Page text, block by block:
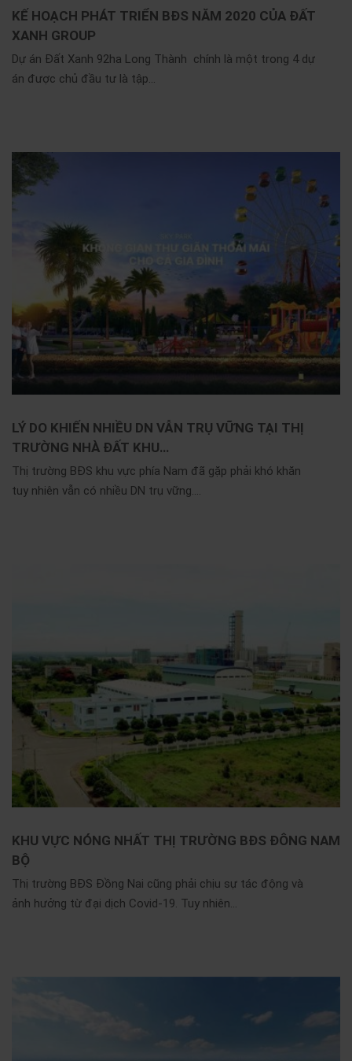
KẾ HOẠCH PHÁT TRIỂN BĐS NĂM 2020 CỦA ĐẤT
XANH GROUP
Dự án Đất Xanh 92ha Long Thành chính là một trong 4 dự
án được chủ đầu tư là tập...
LÝ DO KHIẾN NHIỀU DN VẪN TRỤ VỮNG TẠI THỊ
TRƯỜNG NHÀ ĐẤT KHU…
Thị trường BĐS khu vực phía Nam đã gặp phải khó khăn
tuy nhiên vẫn có nhiều DN trụ vững....
KHU VỰC NÓNG NHẤT THỊ TRƯỜNG BĐS ĐÔNG NAM
BỘ
Thị trường BĐS Đồng Nai cũng phải chịu sự tác động và
ảnh hưởng từ đại dịch Covid-19. Tuy nhiên...